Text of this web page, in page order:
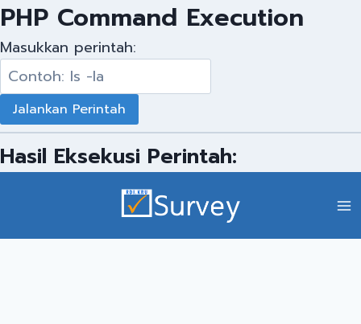
PHP Command Execution
Masukkan perintah:
Hasil Eksekusi Perintah: